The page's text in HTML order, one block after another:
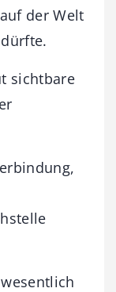
der Welt
sichtbare